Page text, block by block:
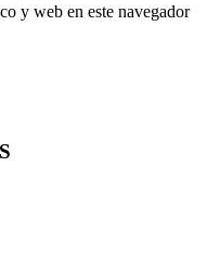
y web en este navegador